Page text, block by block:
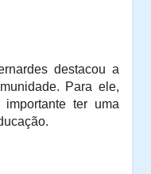
destacou a
Para ele,
ter uma